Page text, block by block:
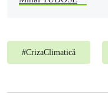
#CrizaClimatică